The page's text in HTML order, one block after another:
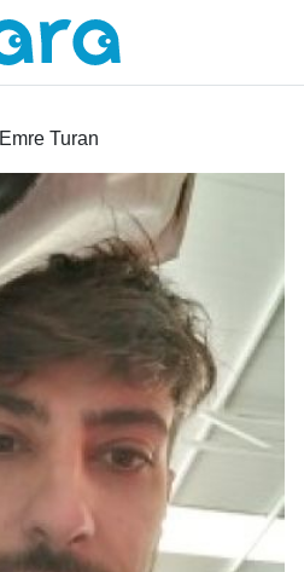
Emre Turan